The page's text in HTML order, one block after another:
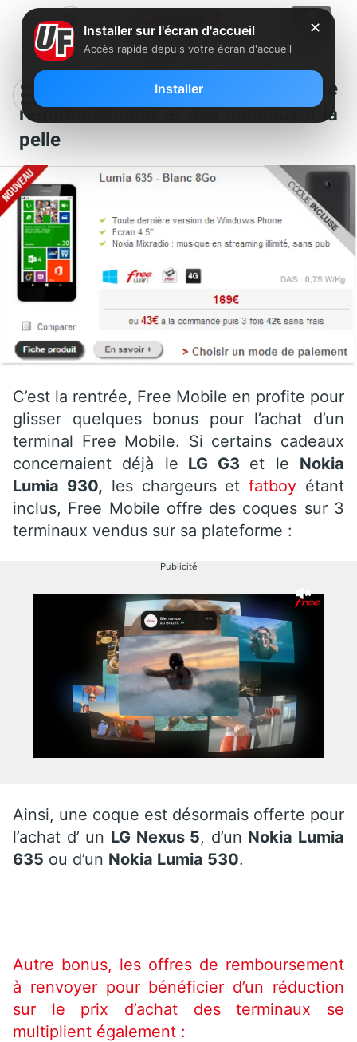
Rentrée Free Mobile : des offres de
remboursement et des cadeaux à la
pelle
C’est la rentrée, Free Mobile en profite pour
glisser quelques bonus pour l’achat d’un
terminal Free Mobile. Si certains cadeaux
concernaient déjà le LG G3 et le Nokia
Lumia 930, les chargeurs et fatboy étant
inclus, Free Mobile offre des coques sur 3
terminaux vendus sur sa plateforme :
Publicité
Ainsi, une coque est désormais offerte pour
l’achat d’ un LG Nexus 5, d’un Nokia Lumia
635 ou d’un Nokia Lumia 530.
Autre bonus, les offres de remboursement
à renvoyer pour bénéficier d’un réduction
sur le prix d’achat des terminaux se
multiplient également :
✕
Installer sur l'écran d'accueil
Accès rapide depuis votre écran d'accueil
Installer